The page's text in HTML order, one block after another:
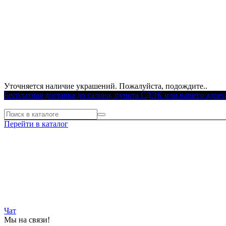
Уточняется наличие украшений. Пожалуйста, подождите..
Бесплатная доставка до салона, пункта СДЭК или вашего
Перейти в каталог
Чат
Мы на связи!